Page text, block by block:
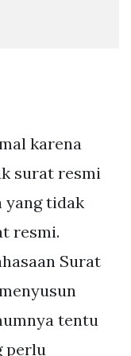
karena
surat resmi
yang tidak
resmi.
Surat
tentu
perlu